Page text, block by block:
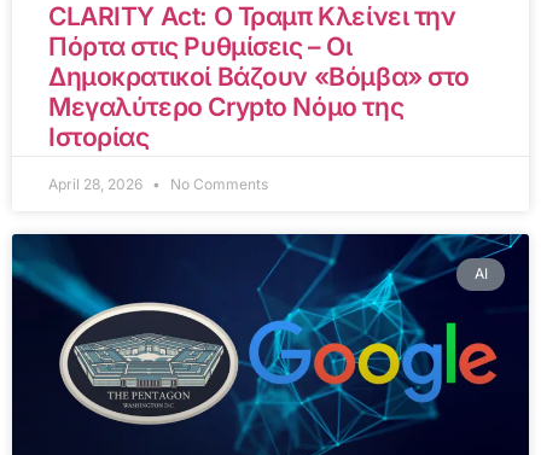
CLARITY Act: Ο Τραμπ Κλείνει την
Πόρτα στις Ρυθμίσεις – Οι
Δημοκρατικοί Βάζουν «Βόμβα» στο
Μεγαλύτερο Crypto Νόμο της
Ιστορίας
April 28, 2026 No Comments
AI